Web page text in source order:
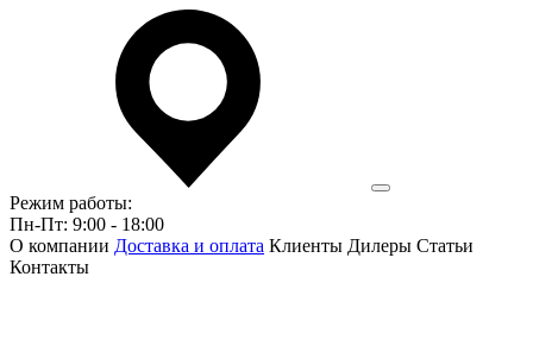
Режим работы:
Пн-Пт: 9:00 - 18:00
О компании Доставка и оплата Клиенты Дилеры Статьи
Контакты